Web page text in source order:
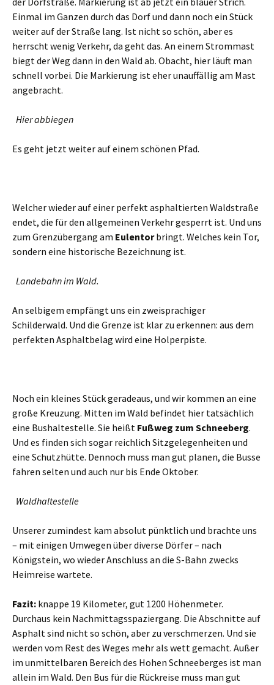
Einmal im Ganzen durch das Dorf und dann noch ein Stück
weiter auf der Straße lang. Ist nicht so schön, aber es
herrscht wenig Verkehr, da geht das. An einem Strommast
biegt der Weg dann in den Wald ab. Obacht, hier läuft man
schnell vorbei. Die Markierung ist eher unauffällig am Mast
angebracht.
Hier abbiegen
Es geht jetzt weiter auf einem schönen Pfad.
Welcher wieder auf einer perfekt asphaltierten Waldstraße
endet, die für den allgemeinen Verkehr gesperrt ist. Und uns
zum Grenzübergang am Eulentorbringt. Welches kein Tor,
sondern eine historische Bezeichnung ist.
Landebahn im Wald.
An selbigem empfängt uns ein zweisprachiger
Schilderwald. Und die Grenze ist klar zu erkennen: aus dem
perfekten Asphaltbelag wird eine Holperpiste.
Noch ein kleines Stück geradeaus, und wir kommen an eine
große Kreuzung. Mitten im Wald befindet hier tatsächlich
eine Bushaltestelle. Sie heißt Fußweg zum Schneeberg.
Und es finden sich sogar reichlich Sitzgelegenheiten und
eine Schutzhütte. Dennoch muss man gut planen, die Busse
fahren selten und auch nur bis Ende Oktober.
Waldhaltestelle
Unserer zumindest kam absolut pünktlich und brachte uns
– mit einigen Umwegen über diverse Dörfer – nach
Königstein, wo wieder Anschluss an die S-Bahn zwecks
Heimreise wartete.
Fazit: knappe 19 Kilometer, gut 1200 Höhenmeter.
Durchaus kein Nachmittagsspaziergang. Die Abschnitte auf
Asphalt sind nicht so schön, aber zu verschmerzen. Und sie
werden vom Rest des Weges mehr als wett gemacht. Außer
im unmittelbaren Bereich des Hohen Schneeberges ist man
allein im Wald. Den Bus für die Rückreise muss man gut